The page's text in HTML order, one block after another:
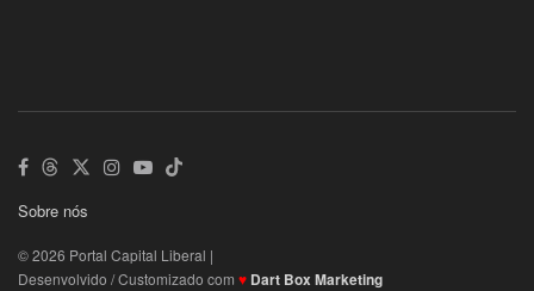
Sobre nós
© 2026 Portal Capital Liberal |
Desenvolvido / Customizado com ♥ Dart Box Marketing